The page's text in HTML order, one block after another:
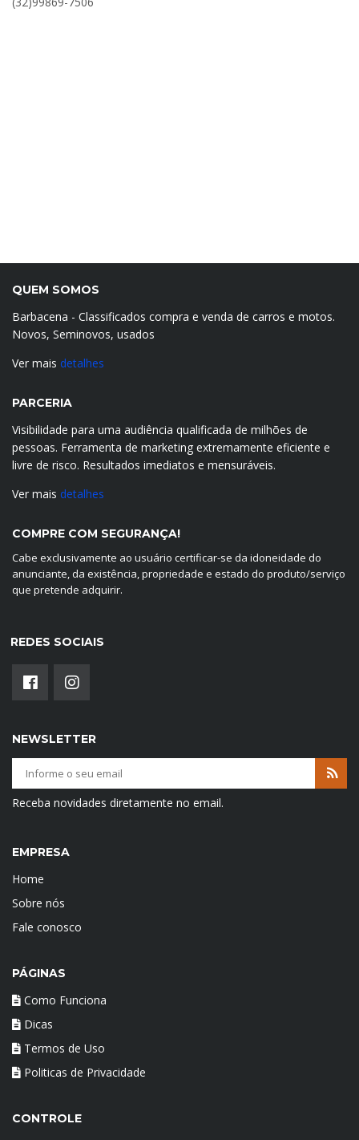
QUEM SOMOS
Barbacena - Classificados compra e venda de carros e motos.
Novos, Seminovos, usados
Ver mais detalhes
PARCERIA
Visibilidade para uma audiência qualificada de milhões de
pessoas. Ferramenta de marketing extremamente eficiente e
livre de risco. Resultados imediatos e mensuráveis.
Ver mais detalhes
COMPRE COM SEGURANÇA!
Cabe exclusivamente ao usuário certificar-se da idoneidade do
anunciante, da existência, propriedade e estado do produto/serviço
que pretende adquirir.
REDES SOCIAIS
NEWSLETTER
Receba novidades diretamente no email.
EMPRESA
Home
Sobre nós
Fale conosco
PÁGINAS
Como Funciona
Dicas
Termos de Uso
Politicas de Privacidade
CONTROLE